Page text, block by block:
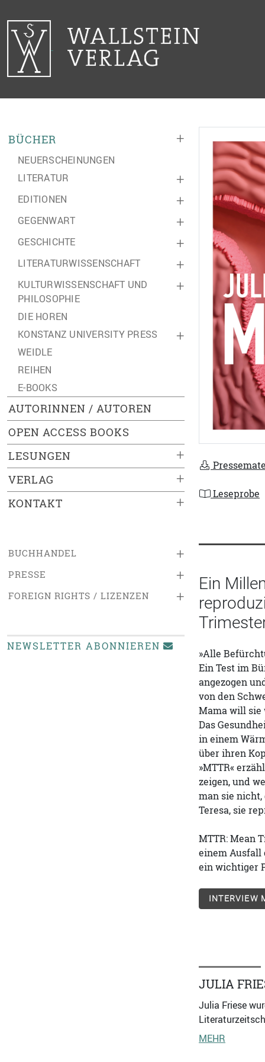
+
BÜCHER
NEUERSCHEINUNGEN
+
LITERATUR
+
EDITIONEN
+
GEGENWART
+
GESCHICHTE
+
LITERATURWISSENSCHAFT
+
KULTURWISSENSCHAFT UND
PHILOSOPHIE
DIE HOREN
+
KONSTANZ UNIVERSITY PRESS
WEIDLE
REIHEN
E-BOOKS
AUTORINNEN / AUTOREN
OPEN ACCESS BOOKS
+
LESUNGEN
+
VERLAG
+
KONTAKT
+
BUCHHANDEL
+
PRESSE
+
FOREIGN RIGHTS / LIZENZEN
NEWSLETTER ABONNIEREN
Leseprobe
Ein
»Alle
Ein Test im
angezogen
von den
Mama will sie
Das
in einem
über ihren
»MTTR«
zeigen, und
man sie
Teresa, sie
MTTR: Mean
einem Ausfall
ein wichtiger
INTERVIEW
JULIA
Julia Friese
MEHR